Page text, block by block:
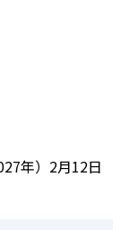
年）2月12日